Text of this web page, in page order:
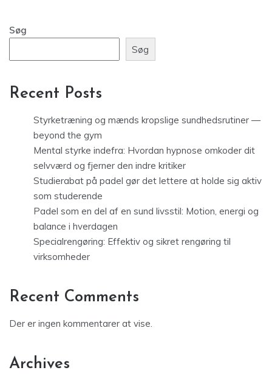
Søg
Søg
Recent Posts
Styrketræning og mænds kropslige sundhedsrutiner —
beyond the gym
Mental styrke indefra: Hvordan hypnose omkoder dit
selvværd og fjerner den indre kritiker
Studierabat på padel gør det lettere at holde sig aktiv
som studerende
Padel som en del af en sund livsstil: Motion, energi og
balance i hverdagen
Specialrengøring: Effektiv og sikret rengøring til
virksomheder
Recent Comments
Der er ingen kommentarer at vise.
Archives